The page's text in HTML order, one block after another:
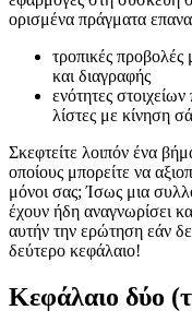
Ωστόσο, υπάρχουν επίσης
εφαρμογές στη συσκευή
ορισμένα πράγματα
τροπικές προβολές
ενότητες
λίστες με κίνηση
Σκεφτείτε λοιπόν ένα
οποίους μπορείτε να
μόνοι σας; Ίσως μια
αυτήν την ερώτηση εάν
δεύτερο κεφάλαιο!